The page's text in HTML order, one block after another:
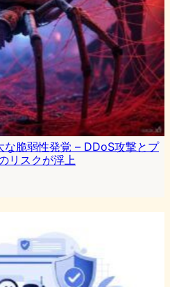
脆弱性発覚 – DDoS攻撃とプ
リスクが浮上